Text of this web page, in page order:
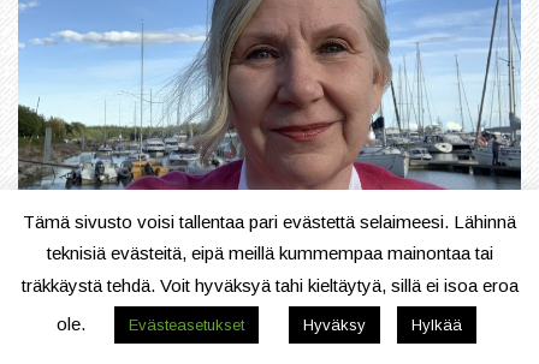
TAPAHTUMA
Digi pintaan – ryhmäliikunta
Tämä sivusto voisi tallentaa pari evästettä selaimeesi. Lähinnä
teknisiä evästeitä, eipä meillä kummempaa mainontaa tai
träkkäystä tehdä. Voit hyväksyä tahi kieltäytyä, sillä ei isoa eroa
ole.
Evästeasetukset Hyväksy Hylkää